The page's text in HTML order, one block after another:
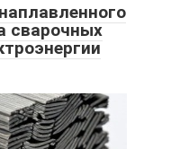
сварочных